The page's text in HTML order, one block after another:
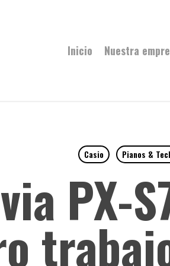
Inicio Nuestra
Casio Pianos &
PX-